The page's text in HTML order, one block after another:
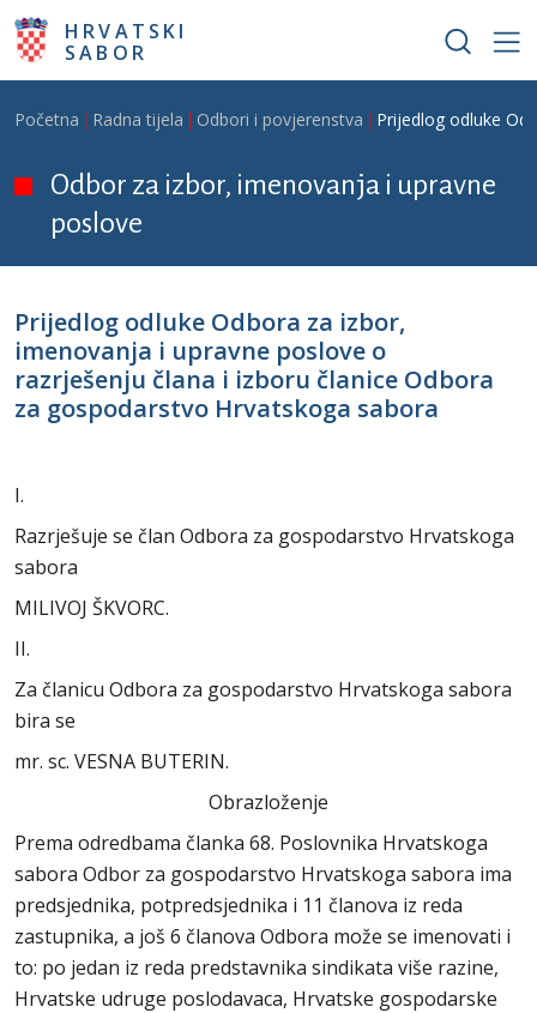
Skoči na glavni sadržaj
HRVATSKI
SABOR
Breadcrumb
Početna Radna tijela Odbori i povjerenstva Prijedlog odluke
Odbor za izbor, imenovanja i upravne
poslove
Prijedlog odluke Odbora za izbor,
imenovanja i upravne poslove o
razrješenju člana i izboru članice Odbora
za gospodarstvo Hrvatskoga sabora
I.
Razrješuje se član Odbora za gospodarstvo Hrvatskoga
sabora
MILIVOJ ŠKVORC.
II.
Za članicu Odbora za gospodarstvo Hrvatskoga sabora
bira se
mr. sc. VESNA BUTERIN.
Obrazloženje
Prema odredbama članka 68. Poslovnika Hrvatskoga
sabora Odbor za gospodarstvo Hrvatskoga sabora ima
predsjednika, potpredsjednika i 11 članova iz reda
zastupnika, a još 6 članova Odbora može se imenovati i
to: po jedan iz reda predstavnika sindikata više razine,
Hrvatske udruge poslodavaca, Hrvatske gospodarske